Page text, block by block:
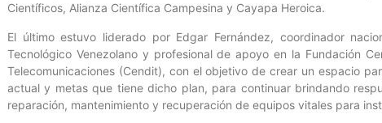
Científicos, Alianza Científica Campesina y Cayapa Heroica.
El último estuvo liderado por Edgar Fernández, coordinador
Tecnológico Venezolano y profesional de apoyo en la Fundación
Telecomunicaciones (Cendit), con el objetivo de crear un espacio
actual y metas que tiene dicho plan, para continuar brindando
reparación, mantenimiento y recuperación de equipos vitales para